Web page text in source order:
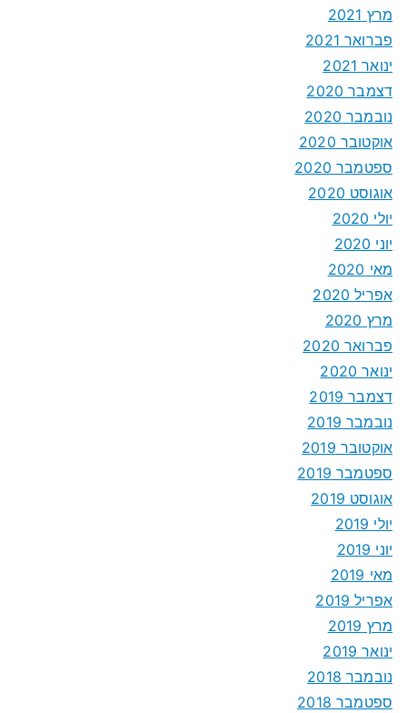
מרץ 2021
פברואר 2021
ינואר 2021
דצמבר 2020
נובמבר 2020
אוקטובר 2020
ספטמבר 2020
אוגוסט 2020
יולי 2020
יוני 2020
מאי 2020
אפריל 2020
מרץ 2020
פברואר 2020
ינואר 2020
דצמבר 2019
נובמבר 2019
אוקטובר 2019
ספטמבר 2019
אוגוסט 2019
יולי 2019
יוני 2019
מאי 2019
אפריל 2019
מרץ 2019
ינואר 2019
נובמבר 2018
ספטמבר 2018